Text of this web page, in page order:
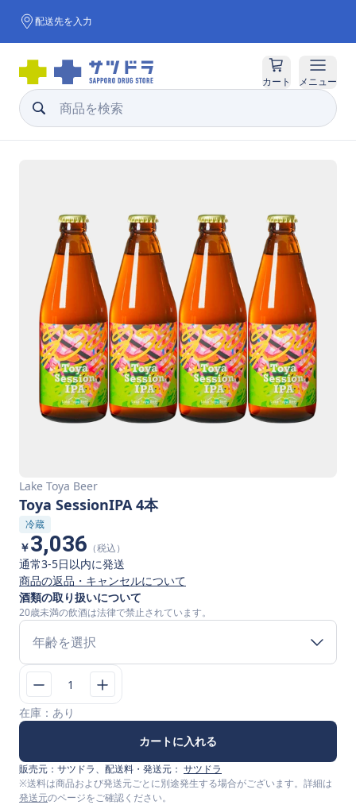
配送先を入力
カート メニュー
Lake Toya Beer
Toya SessionIPA 4本
冷蔵
￥3,036 （税込）
通常3-5日以内に発送
商品の返品・キャンセルについて
酒類の取り扱いについて
20歳未満の飲酒は法律で禁止されています。
年齢を選択
1
在庫： あり
カートに入れる
販売元： サツドラ、配送料・発送元： サツドラ
※送料は商品および発送元ごとに別途発生する場合がございます。詳細は
発送元のページをご確認ください。